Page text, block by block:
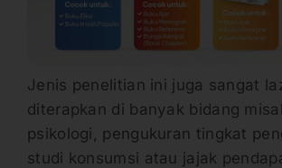
Jenis penelitian ini juga sangat
diterapkan di banyak bidang
psikologi, pengukuran tingkat
studi konsumsi atau jajak